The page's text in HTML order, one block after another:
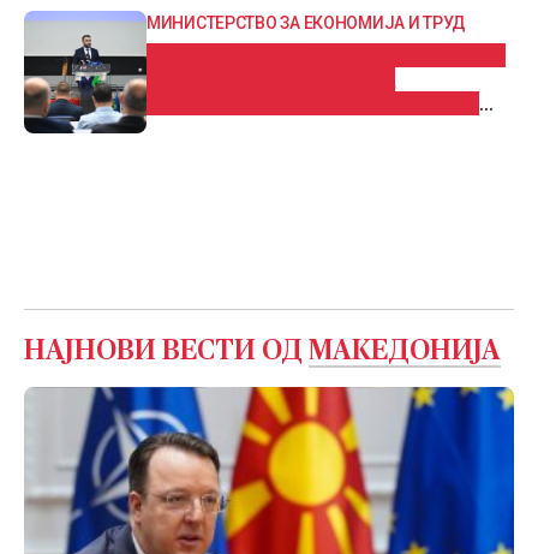
МИНИСТЕРСТВО ЗА ЕКОНОМИЈА И ТРУД
НАЈНОВИ ВЕСТИ ОД МАКЕДОНИЈА